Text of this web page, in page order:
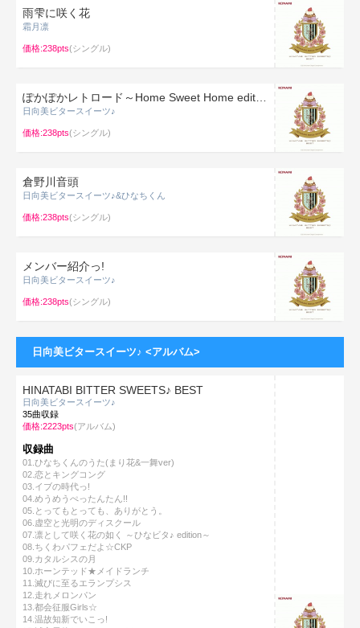
雨雫に咲く花
霜月凛
価格:238pts(シングル)
日向美ビタースイーツ♪
価格:238pts(シングル)
倉野川音頭
日向美ビタースイーツ♪&ひなちくん
価格:238pts(シングル)
メンバー紹介っ!
日向美ビタースイーツ♪
価格:238pts(シングル)
日向美ビタースイーツ♪ <アルバム>
HINATABI BITTER SWEETS♪ BEST
日向美ビタースイーツ♪
35曲収録
価格:2223pts(アルバム)
収録曲
01.ひなちくんのうた(まり花&一舞ver)
02.恋とキングコング
03.イブの時代っ!
04.めうめうぺったんたん!!
05.とってもとっても、ありがとう。
06.虚空と光明のディスクール
07.凛として咲く花の如く ～ひなビタ♪ edition～
08.ちくわパフェだよ☆CKP
09.カタルシスの月
10.ホーンテッド★メイドランチ
11.滅びに至るエランプシス
12.走れメロンパン
13.都会征服Girls☆
14.温故知新でいこっ!